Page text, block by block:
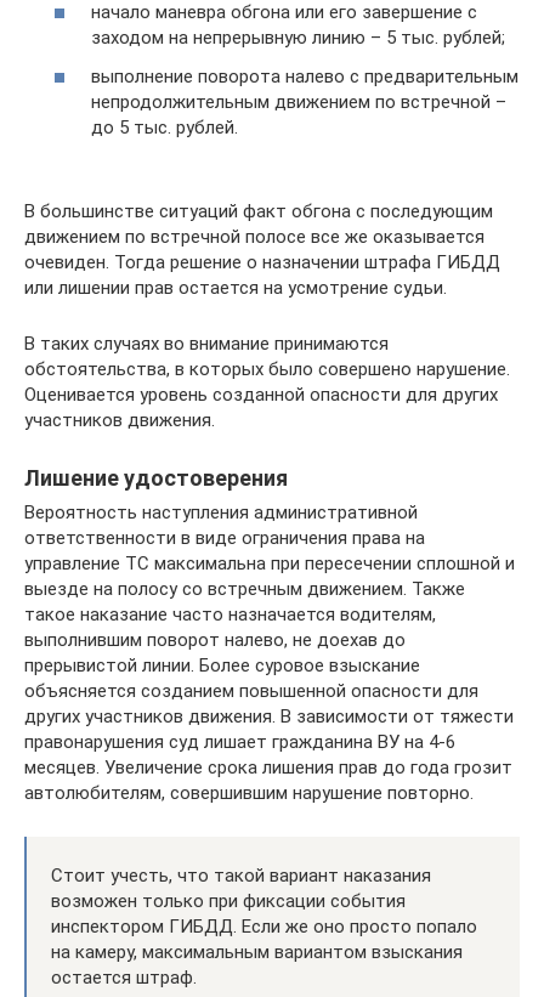
начало маневра обгона или его завершение с
заходом на непрерывную линию – 5 тыс. рублей;
выполнение поворота налево с предварительным
непродолжительным движением по встречной –
до 5 тыс. рублей.
В большинстве ситуаций факт обгона с последующим
движением по встречной полосе все же оказывается
очевиден. Тогда решение о назначении штрафа ГИБДД
или лишении прав остается на усмотрение судьи.
В таких случаях во внимание принимаются
обстоятельства, в которых было совершено нарушение.
Оценивается уровень созданной опасности для других
участников движения.
Лишение удостоверения
Вероятность наступления административной
ответственности в виде ограничения права на
управление ТС максимальна при пересечении сплошной и
выезде на полосу со встречным движением. Также
такое наказание часто назначается водителям,
выполнившим поворот налево, не доехав до
прерывистой линии. Более суровое взыскание
объясняется созданием повышенной опасности для
других участников движения. В зависимости от тяжести
правонарушения суд лишает гражданина ВУ на 4-6
месяцев. Увеличение срока лишения прав до года грозит
автолюбителям, совершившим нарушение повторно.
Стоит учесть, что такой вариант наказания
возможен только при фиксации события
инспектором ГИБДД. Если же оно просто попало
на камеру, максимальным вариантом взыскания
остается штраф.